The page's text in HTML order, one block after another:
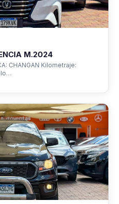
M.2024
CHANGAN Kilometraje: